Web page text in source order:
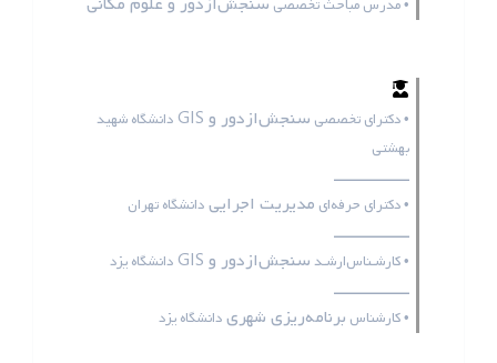
• مدرس مباحث تخصصی
• دکترای تخصصی سنجش‌ازدور و GIS
دانشگاه شهید
بهشتی
ـــــــــــــــــ
• دکترای حرفه‌ای مدیریت اجرایی دانشگاه تهران
ـــــــــــــــــ
• کارشـناس‌ارشـد سنجش‌ازدور و GIS دانشگاه یزد
ـــــــــــــــــ
• کارشناس برنامه‌ریزی شهری دانشگاه یزد